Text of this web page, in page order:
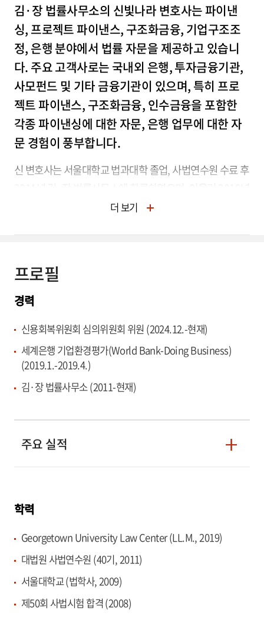
김·장 법률사무소의 신빛나라 변호사는 파이낸
싱, 프로젝트 파이낸스, 구조화금융, 기업구조조
정, 은행 분야에서 법률 자문을 제공하고 있습니
다. 주요 고객사로는 국내외 은행, 투자금융기관,
사모펀드 및 기타 금융기관이 있으며, 특히 프로
젝트 파이낸스, 구조화금융, 인수금융을 포함한
각종 파이낸싱에 대한 자문, 은행 업무에 대한 자
문 경험이 풍부합니다.
신 변호사는 서울대학교 법과대학 졸업, 사법연수원 수료 후
2011년 김·장 법률사무소에 합류하였으며, 아울러 2019년
에는 세계은행(World Bank)에서 근무하기도 하였습니다.
더 보기
프로필
경력
신용회복위원회 심의위원회 위원 (2024.12.-현재)
세계은행 기업환경평가(World Bank-Doing Business)
(2019.1.-2019.4.)
김·장 법률사무소 (2011-현재)
주요 실적
학력
Georgetown University Law Center (LL.M., 2019)
대법원 사법연수원 (40기, 2011)
서울대학교 (법학사, 2009)
제50회 사법시험 합격 (2008)